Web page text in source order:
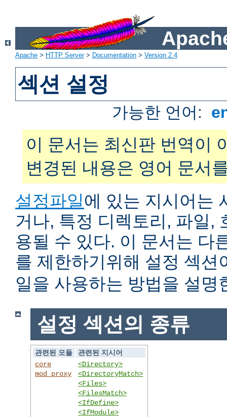
Apache > HTTP Server> Documentation > Version 2.4
섹션 설정
가능한 언어:
이 문서는 최신판 번역이
변경된 내용은 영어 문서
설정파일에 있는 지시어는
거나, 특정 디렉토리, 파일,
용될 수 있다. 이 문서는 다
를 제한하기위해 설정 섹션
일을 사용하는 방법을 설명
설정 섹션의 종류
관련된 모듈
관련된 지시어
core
mod_proxy
<Directory>
<DirectoryMatch>
<Files>
<FilesMatch>
<IfDefine>
<IfModule>